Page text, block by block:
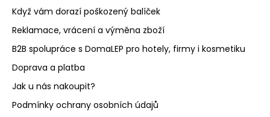
Když vám dorazí poškozený balíček
Reklamace, vrácení a výměna zboží
B2B spolupráce s DomaLEP pro hotely, firmy i kosmetiku
Doprava a platba
Jak u nás nakoupit?
Podmínky ochrany osobních údajů